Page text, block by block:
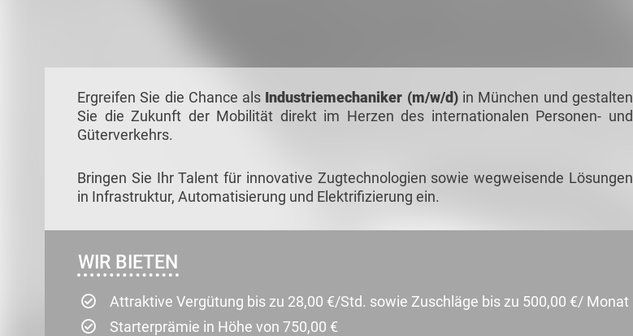
Ergreifen Sie die Chance als Industriemechaniker (m/w/d)in München und gestalten
Sie die Zukunft der Mobilität direkt im Herzen des internationalen Personen- und
Güterverkehrs.
Bringen Sie Ihr Talent für innovative Zugtechnologien sowie wegweisende Lösungen
in Infrastruktur, Automatisierung und Elektrifizierung ein.
WIR BIETEN
Attraktive Vergütung bis zu 28,00 €/Std. sowie Zuschläge bis zu 500,00 €/ Monat
Starterprämie in Höhe von 750,00 €